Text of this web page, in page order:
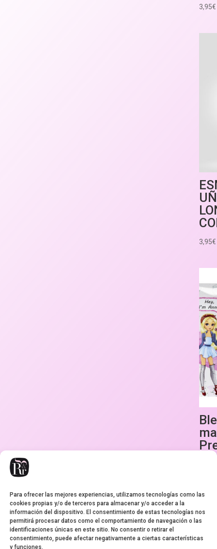
Para ofrecer las mejores experiencias, utilizamos tecnologías como las
cookies propias y/o de terceros para almacenar y/o acceder a la
información del dispositivo. El consentimiento de estas tecnologías nos
permitirá procesar datos como el comportamiento de navegación o las
identificaciones únicas en este sitio. No consentir o retirar el
consentimiento, puede afectar negativamente a ciertas características
y funciones.
3,95€
3,95€